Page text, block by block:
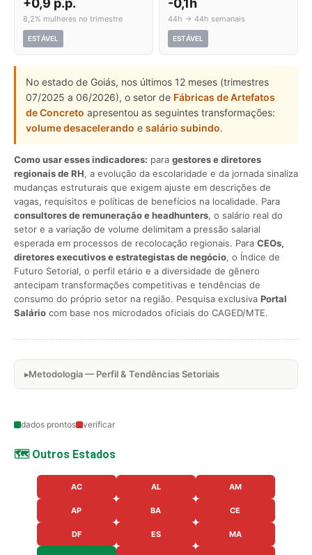
+0,9 p.p.
8,2% mulheres no trimestre
ESTÁVEL
-0,1h
44h → 44h semanais
ESTÁVEL
No estado de Goiás, nos últimos 12 meses (trimestres
07/2025 a 06/2026), o setor de Fábricas de Artefatos
de Concreto apresentou as seguintes transformações:
volume desacelerando e salário subindo.
Como usar esses indicadores: para gestores e diretores
regionais de RH, a evolução da escolaridade e da jornada sinaliza
mudanças estruturais que exigem ajuste em descrições de
vagas, requisitos e políticas de benefícios na localidade. Para
consultores de remuneração e headhunters, o salário real do
setor e a variação de volume delimitam a pressão salarial
esperada em processos de recolocação regionais. Para CEOs,
diretores executivos e estrategistas de negócio, o Índice de
Futuro Setorial, o perfil etário e a diversidade de gênero
antecipam transformações competitivas e tendências de
consumo do próprio setor na região. Pesquisa exclusiva Portal
Salário com base nos microdados oficiais do CAGED/MTE.
Metodologia — Perfil & Tendências Setoriais
dados prontos verificar
🗺️ Outros Estados
AC AL AM
AP BA CE
DF ES MA